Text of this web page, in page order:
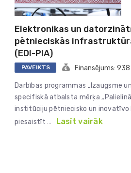
Elektronikas un
pētnieciskās
(EDI-PIA)
PAVEIKTS Finansējums:
Darbības programmas „Izaugsme
specifiskā atbalsta mērķa
institūciju pētniecisko un inovatīvo
piesaistīt …
Lasīt vairāk